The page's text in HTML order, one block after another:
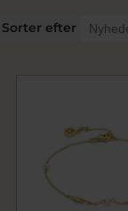
Sorter efter